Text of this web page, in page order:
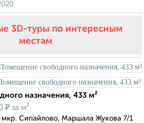
3D-туры по интересным
местам
назначения, 433 м²
₽ за м²
мкр. Сипайлово, Маршала Жукова 7/1